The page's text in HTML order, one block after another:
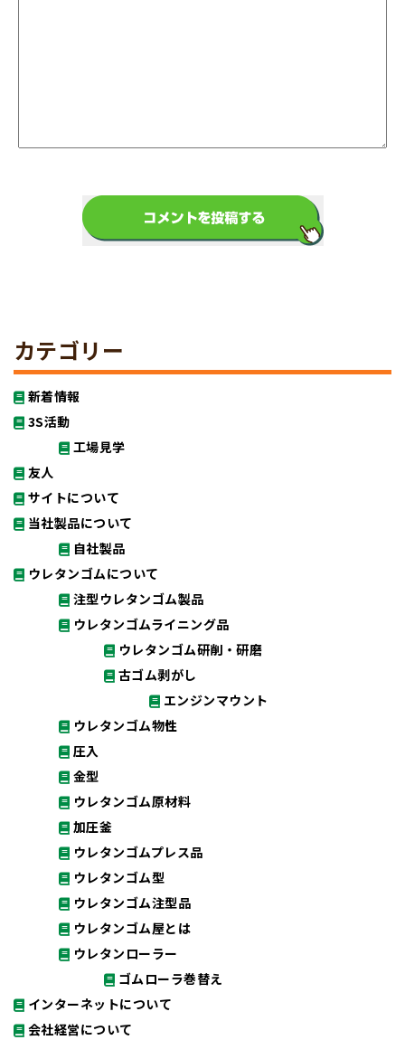
カテゴリー
新着情報
3S活動
工場見学
友人
サイトについて
当社製品について
自社製品
ウレタンゴムについて
注型ウレタンゴム製品
ウレタンゴムライニング品
ウレタンゴム研削・研磨
古ゴム剥がし
エンジンマウント
ウレタンゴム物性
圧入
金型
ウレタンゴム原材料
加圧釜
ウレタンゴムプレス品
ウレタンゴム型
ウレタンゴム注型品
ウレタンゴム屋とは
ウレタンローラー
ゴムローラ巻替え
インターネットについて
会社経営について